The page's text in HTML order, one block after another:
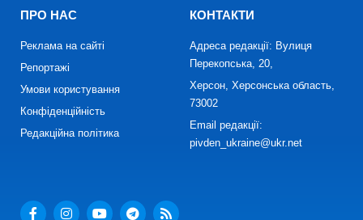
ПРО НАС
Реклама на сайті
Репортажі
Умови користування
Конфіденційність
Редакційна політика
КОНТАКТИ
Адреса редакції: Вулиця
Перекопська, 20,
Херсон, Херсонська область,
73002
Email редакції:
pivden_ukraine@ukr.net